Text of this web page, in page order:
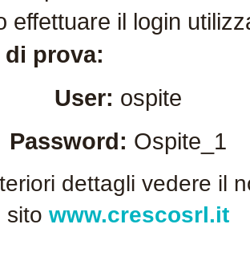
effettuare il login
prova:
User: ospite
Password: Ospite_1
dettagli vedere il
sito www.crescosrl.it